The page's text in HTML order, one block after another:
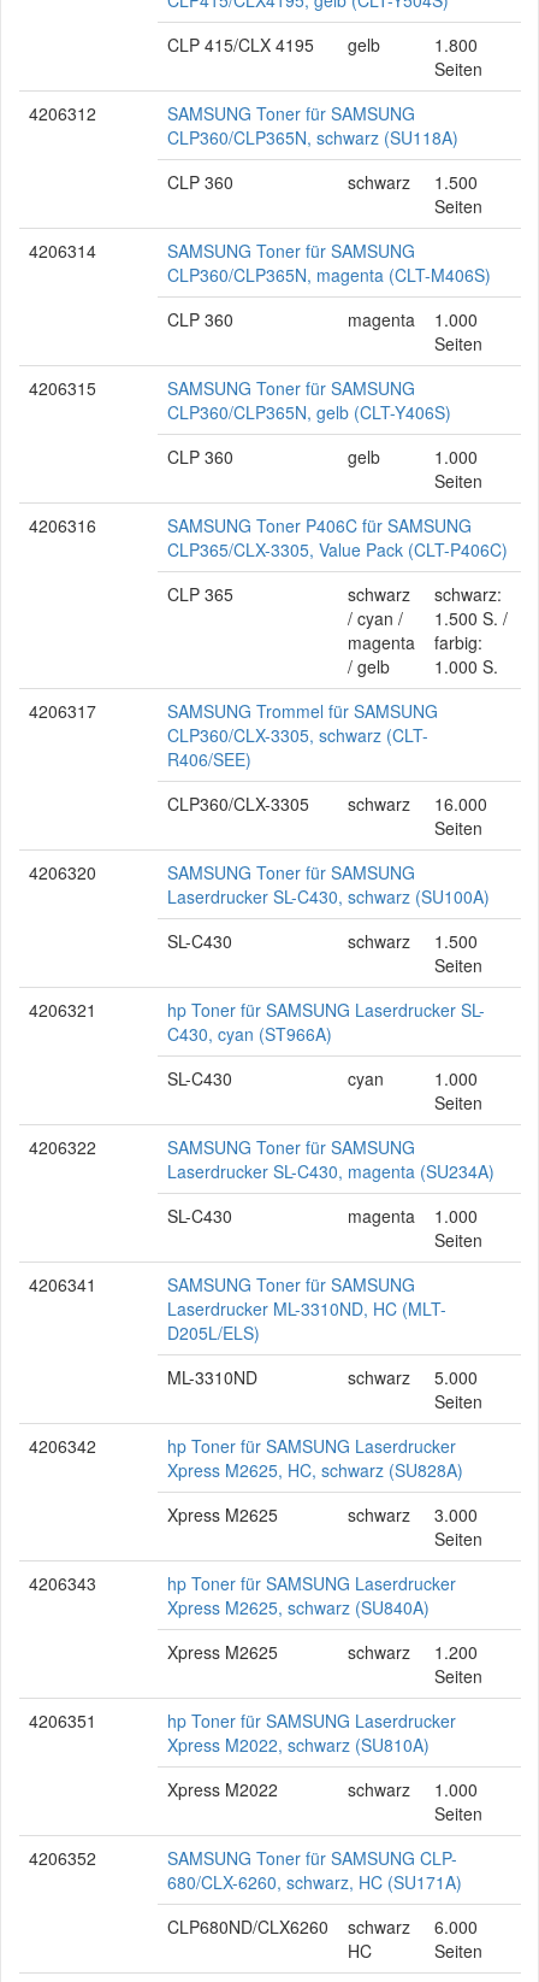
CLP 415/CLX 4195
gelb
1.800
Seiten
4206312
SAMSUNG Toner für SAMSUNG
CLP360/CLP365N, schwarz (SU118A)
CLP 360
schwarz
1.500
Seiten
4206314
SAMSUNG Toner für SAMSUNG
CLP360/CLP365N, magenta (CLT-M406S)
CLP 360
magenta
1.000
Seiten
4206315
SAMSUNG Toner für SAMSUNG
CLP360/CLP365N, gelb (CLT-Y406S)
CLP 360
gelb
1.000
Seiten
4206316
SAMSUNG Toner P406C für SAMSUNG
CLP365/CLX-3305, Value Pack (CLT-P406C)
CLP 365
schwarz
/ cyan /
magenta
/ gelb
schwarz:
1.500 S. /
farbig:
1.000 S.
4206317
SAMSUNG Trommel für SAMSUNG
CLP360/CLX-3305, schwarz (CLT-
R406/SEE)
CLP360/CLX-3305
schwarz
16.000
Seiten
4206320
SAMSUNG Toner für SAMSUNG
Laserdrucker SL-C430, schwarz (SU100A)
SL-C430
schwarz
1.500
Seiten
4206321
hp Toner für SAMSUNG Laserdrucker SL-
C430, cyan (ST966A)
SL-C430
cyan
1.000
Seiten
4206322
SAMSUNG Toner für SAMSUNG
Laserdrucker SL-C430, magenta (SU234A)
SL-C430
magenta
1.000
Seiten
4206341
SAMSUNG Toner für SAMSUNG
Laserdrucker ML-3310ND, HC (MLT-
D205L/ELS)
ML-3310ND
schwarz
5.000
Seiten
4206342
hp Toner für SAMSUNG Laserdrucker
Xpress M2625, HC, schwarz (SU828A)
Xpress M2625
schwarz
3.000
Seiten
4206343
hp Toner für SAMSUNG Laserdrucker
Xpress M2625, schwarz (SU840A)
Xpress M2625
schwarz
1.200
Seiten
4206351
hp Toner für SAMSUNG Laserdrucker
Xpress M2022, schwarz (SU810A)
Xpress M2022
schwarz
1.000
Seiten
4206352
SAMSUNG Toner für SAMSUNG CLP-
680/CLX-6260, schwarz, HC (SU171A)
CLP680ND/CLX6260
schwarz
HC
6.000
Seiten